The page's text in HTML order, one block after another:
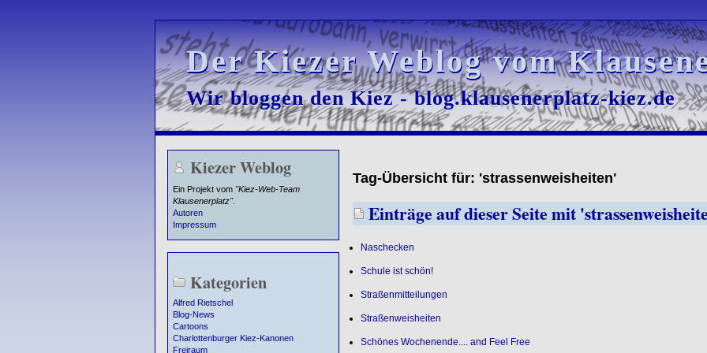
Der Kiezer Weblog vom
Der Kiezer Weblog vom
Wir bloggen den Kiez - blog.klausenerplatz-kiez.de
Wir bloggen den Kiez - blog.klausenerplatz-kiez.de
Kiezer Weblog
Ein Projekt vom "Kiez-Web-Team
Klausenerplatz".
Autoren
Impressum
Kategorien
Alfred Rietschel
Blog-News
Cartoons
Charlottenburger Kiez-Kanonen
Freiraum
Tag-Übersicht für: 'strassenweisheiten'
Einträge auf dieser Seite mit
Naschecken
Schule ist schön!
Straßenmitteilungen
Straßenweisheiten
Schönes Wochenende.... and Feel Free